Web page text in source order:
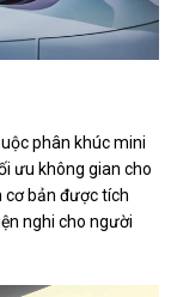
phân khúc mini
ưu không gian cho
bản được tích
nghi cho người